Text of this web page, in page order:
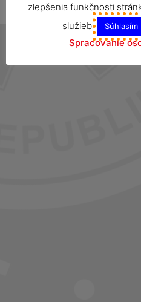
zlepšenia funkčnosti
služieb
Súhlasím
Spracovanie